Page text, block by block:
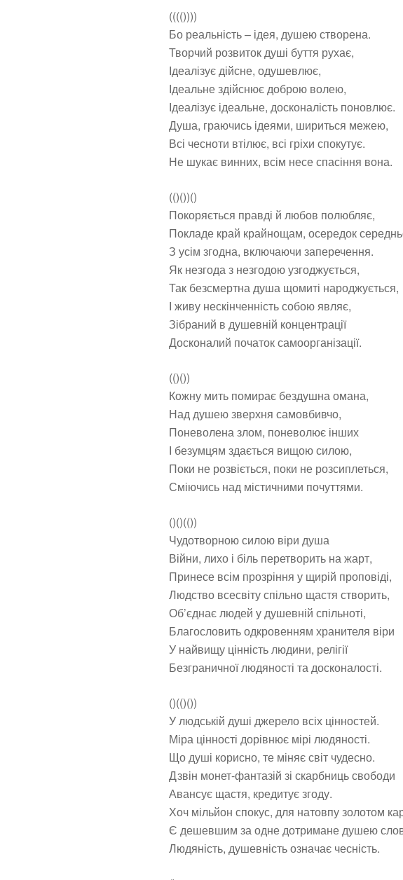
(((())))
Бо реальність – ідея, душею створена.
Творчий розвиток душі буття рухає,
Ідеалізує дійсне, одушевлює,
Ідеальне здійснює доброю волею,
Ідеалізує ідеальне, досконалість поновлює.
Душа, граючись ідеями, шириться межею,
Всі чесноти втілює, всі гріхи спокутує.
Не шукає винних, всім несе спасіння вона.
(()())()
Покоряється правді й любов полюбляє,
Покладе край крайнощам, осередок
З усім згодна, включаючи заперечення.
Як незгода з незгодою узгоджується,
Так безсмертна душа щомиті народжується,
І живу нескінченність собою являє,
Зібраний в душевній концентрації
Досконалий початок самоорганізації.
(()())
Кожну мить помирає бездушна омана,
Над душею зверхня самовбивчо,
Поневолена злом, поневолює інших
І безумцям здається вищою силою,
Поки не розвіється, поки не розсиплеться,
Сміючись над містичними почуттями.
()()(())
Чудотворною силою віри душа
Війни, лихо і біль перетворить на жарт,
Принесе всім прозріння у щирій проповіді,
Людство всесвіту спільно щастя створить,
Об’єднає людей у душевній спільноті,
Благословить одкровенням хранителя віри
У найвищу цінність людини, релігії
Безграничної людяності та досконалості.
()(()())
У людській душі джерело всіх цінностей.
Міра цінності дорівнює мірі людяності.
Що душі корисно, те міняє світ чудесно.
Дзвін монет-фантазій зі скарбниць свободи
Авансує щастя, кредитує згоду.
Хоч мільйон спокус, для натовпу золотом
Є дешевшим за одне дотримане душею
Людяність, душевність означає чесність.